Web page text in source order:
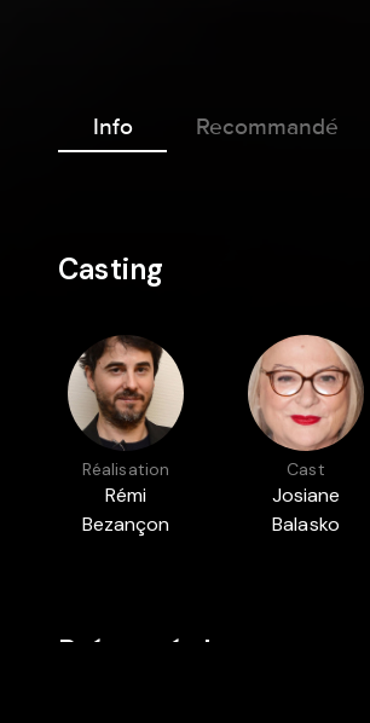
Info Recommandé
Casting
Réalisation
Rémi
Bezançon
Cast
Josiane
Balasko
Présenté dans